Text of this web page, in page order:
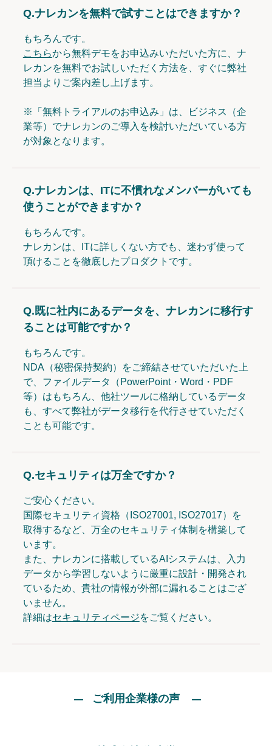
Q.ナレカンを無料で試すことはできますか？
もちろんです。
こちらから無料デモをお申込みいただいた方に、ナ
レカンを無料でお試しいただく方法を、すぐに弊社
担当よりご案内差し上げます。
※「無料トライアルのお申込み」は、ビジネス（企
業等）でナレカンのご導入を検討いただいている方
が対象となります。
Q.ナレカンは、ITに不慣れなメンバーがいても
使うことができますか？
もちろんです。
ナレカンは、ITに詳しくない方でも、迷わず使って
頂けることを徹底したプロダクトです。
Q.既に社内にあるデータを、ナレカンに移行す
ることは可能ですか？
もちろんです。
NDA（秘密保持契約）をご締結させていただいた上
で、ファイルデータ（PowerPoint・Word・PDF
等）はもちろん、他社ツールに格納しているデータ
も、すべて弊社がデータ移行を代行させていただく
ことも可能です。
Q.セキュリティは万全ですか？
ご安心ください。
国際セキュリティ資格（ISO27001, ISO27017）を
取得するなど、万全のセキュリティ体制を構築して
います。
また、ナレカンに搭載しているAIシステムは、入力
データから学習しないように厳重に設計・開発され
ているため、貴社の情報が外部に漏れることはござ
いません。
詳細はセキュリティページをご覧ください。
ご利用企業様の声